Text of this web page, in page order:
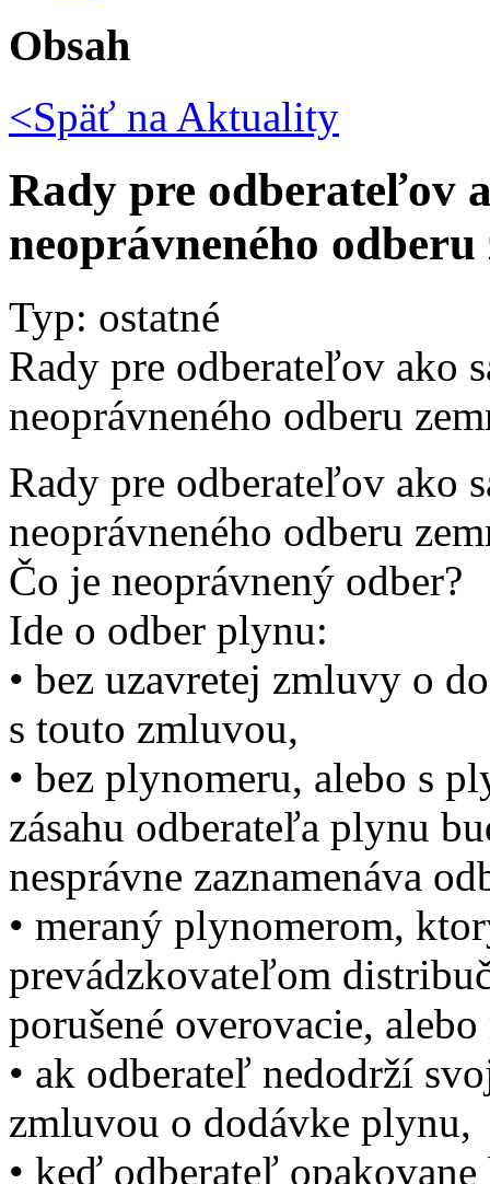
Obsah
<Späť na Aktuality
Rady pre odberateľov
neoprávneného
Typ: ostatné
Rady pre odberateľov ako
neoprávneného odberu
Rady pre odberateľov ako
neoprávneného odberu
Čo je neoprávnený odber?
Ide o odber plynu:
• bez uzavretej zmluvy o
s touto zmluvou,
• bez plynomeru, alebo s
zásahu odberateľa plynu
nesprávne zaznamenáva
• meraný plynomerom,
prevádzkovateľom
porušené overovacie,
• ak odberateľ nedodrží
zmluvou o dodávke plynu,
• keď odberateľ